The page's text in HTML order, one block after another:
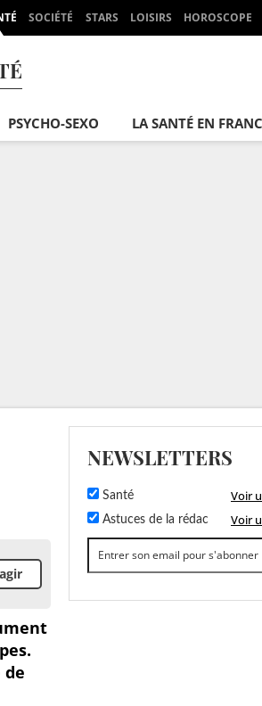
SOCIÉTÉ STARS LOISIRS HOROSCOPE
PSYCHO-SEXO LA SANTÉ EN
NEWSLETTERS
Santé Voir
Astuces de la rédac Voir